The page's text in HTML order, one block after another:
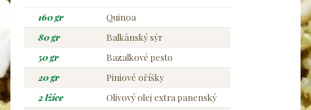
160 gr
Quinoa
80 gr
Balkánský sýr
50 gr
Bazalkové pesto
20 gr
Piniové oříšky
2 lžíce
Olivový olej extra panenský